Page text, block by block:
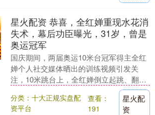
星火配资 恭喜，全红婵重现水花消
失术，幕后功臣曝光，31岁，曾是
奥运冠军
国庆期间，两届奥运10米台冠军得主全红
婵个人社交媒体晒出的训练视频引发关
注，10米跳台上，全红婵倒立起跳、翻腾
入水，水花被池水瞬间吞噬，熟悉的“水花
消失术”再度....
分类：十大正规实盘配
资平台
查看：
191
星火配
资